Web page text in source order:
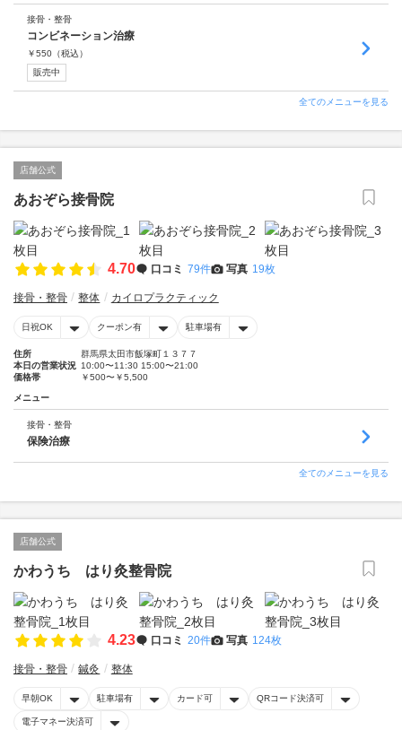
接骨・整骨
コンビネーション治療
￥550 （税込）
販売中
全てのメニューを見る
店舗公式
あおぞら接骨院
4.70 口コミ 79件 写真 19枚
接骨・整骨 整体 カイロプラクティック
日祝OK クーポン有 駐車場有
住所
群馬県太田市飯塚町１３７７
本日の営業状況 10:00〜11:30 15:00〜21:00
価格帯
￥500〜￥5,500
メニュー
接骨・整骨
保険治療
全てのメニューを見る
店舗公式
かわうち はり灸整骨院
4.23 口コミ 20件 写真 124枚
接骨・整骨 鍼灸 整体
早朝OK 駐車場有 カード可 QRコード決済可
電子マネー決済可